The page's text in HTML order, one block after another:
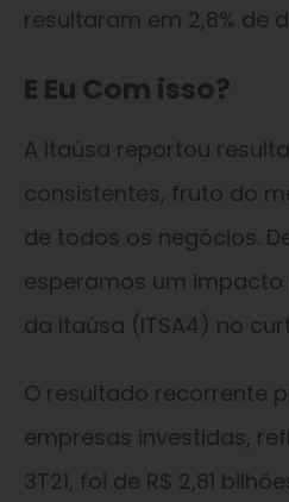
resultaram em 2,8% de
E Eu Com isso?
A Itaúsa reportou
consistentes, fruto do
de todos os negócios.
esperamos um
da Itaúsa (ITSA4) no
O resultado recorrente
empresas investidas,
3T21, foi de R$ 2,81